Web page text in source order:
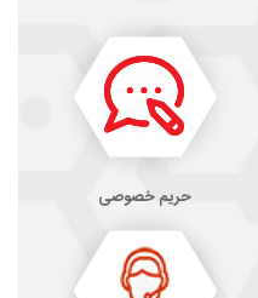
حریم خصوصی